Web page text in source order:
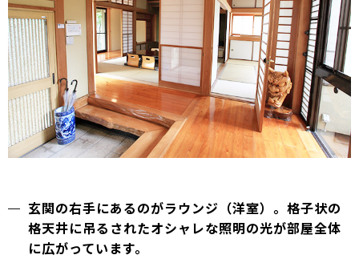
玄関の右手にあるのがラウンジ（洋室）。格子状の
格天井に吊るされたオシャレな照明の光が部屋全体
に広がっています。